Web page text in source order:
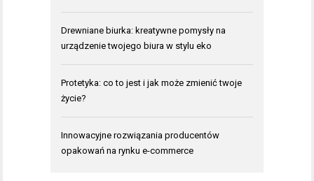
Drewniane biurka: kreatywne pomysły na
urządzenie twojego biura w stylu eko
Protetyka: co to jest i jak może zmienić twoje
życie?
Innowacyjne rozwiązania producentów
opakowań na rynku e-commerce